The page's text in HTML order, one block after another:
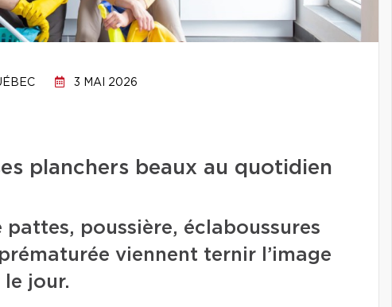
3 MAI 2026
planchers beaux au quotidien
pattes, poussière, éclaboussures
viennent ternir l’image
jour.